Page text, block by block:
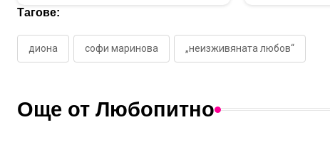
Тагове:
диона софи маринова „неизживяната любов“
Още от Любопитно